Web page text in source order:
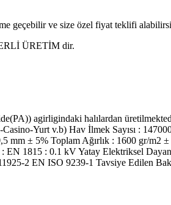
geçebilir ve size özel fiyat teklifi
ÜRETİM dir.
agirligindaki halılardan
Casino-Yurt v.b) Hav İlmek Sayısı :
mm ± 5% Toplam Ağırlık : 1600 gr/
EN 1815 : 0.1 kV Yatay Elektriksel
2 EN ISO 9239-1 Tavsiye Edilen